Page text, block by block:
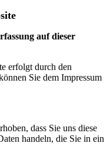
auf dieser
erfolgt durch den
Sie dem Impressum
dass Sie uns diese
handeln, die Sie in ein